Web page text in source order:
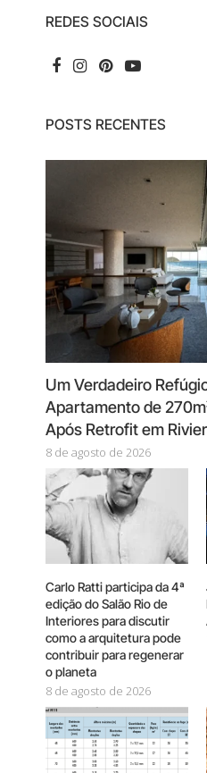
REDES SOCIAIS
POSTS RECENTES
Um Verdadeiro
Apartamento de
Após Retrofit em
8 de agosto de 2026
Carlo Ratti participa da 4ª
edição do Salão Rio de
Interiores para discutir
como a arquitetura pode
contribuir para regenerar
o planeta
8 de agosto de 2026